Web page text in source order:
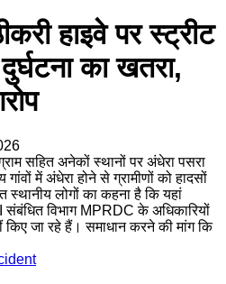
हाइवे पर स्ट्रीट
का खतरा,
सहित अनेकों स्थानों पर अंधेरा पसरा
में अंधेरा होने से ग्रामीणों को हादसों
स्थानीय लोगों का कहना है कि यहां
संबंधित विभाग MPRDC के अधिकारियों
किए जा रहे हैं। समाधान करने की मांग कि